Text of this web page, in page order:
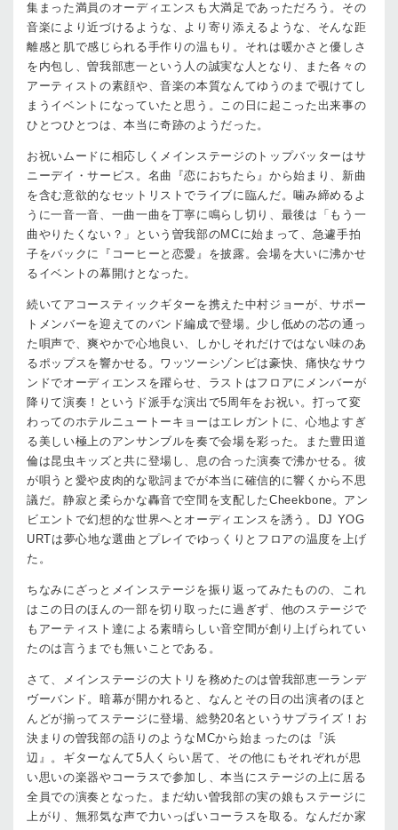
集まった満員のオーディエンスも大満足であっただろう。その
音楽により近づけるような、より寄り添えるような、そんな距
離感と肌で感じられる手作りの温もり。それは暖かさと優しさ
を内包し、曽我部恵一という人の誠実な人となり、また各々の
アーティストの素顔や、音楽の本質なんてゆうのまで覗けてし
まうイベントになっていたと思う。この日に起こった出来事の
ひとつひとつは、本当に奇跡のようだった。
お祝いムードに相応しくメインステージのトップバッターはサ
ニーデイ・サービス。名曲『恋におちたら』から始まり、新曲
を含む意欲的なセットリストでライブに臨んだ。噛み締めるよ
うに一音一音、一曲一曲を丁寧に鳴らし切り、最後は「もう一
曲やりたくない？」という曽我部のMCに始まって、急遽手拍
子をバックに『コーヒーと恋愛』を披露。会場を大いに沸かせ
るイベントの幕開けとなった。
続いてアコースティックギターを携えた中村ジョーが、サポー
トメンバーを迎えてのバンド編成で登場。少し低めの芯の通っ
た唄声で、爽やかで心地良い、しかしそれだけではない味のあ
るポップスを響かせる。ワッツーシゾンビは豪快、痛快なサウ
ンドでオーディエンスを躍らせ、ラストはフロアにメンバーが
降りて演奏！というド派手な演出で5周年をお祝い。打って変
わってのホテルニュートーキョーはエレガントに、心地よすぎ
る美しい極上のアンサンブルを奏で会場を彩った。また豊田道
倫は昆虫キッズと共に登場し、息の合った演奏で沸かせる。彼
が唄うと愛や皮肉的な歌詞までが本当に確信的に響くから不思
議だ。静寂と柔らかな轟音で空間を支配したCheekbone。アン
ビエントで幻想的な世界へとオーディエンスを誘う。DJ YOG
URTは夢心地な選曲とプレイでゆっくりとフロアの温度を上げ
た。
ちなみにざっとメインステージを振り返ってみたものの、これ
はこの日のほんの一部を切り取ったに過ぎず、他のステージで
もアーティスト達による素晴らしい音空間が創り上げられてい
たのは言うまでも無いことである。
さて、メインステージの大トリを務めたのは曽我部恵一ランデ
ヴーバンド。暗幕が開かれると、なんとその日の出演者のほと
んどが揃ってステージに登場、総勢20名というサプライズ！お
決まりの曽我部の語りのようなMCから始まったのは『浜
辺』。ギターなんて5人くらい居て、その他にもそれぞれが思
い思いの楽器やコーラスで参加し、本当にステージの上に居る
全員での演奏となった。まだ幼い曽我部の実の娘もステージに
上がり、無邪気な声で力いっぱいコーラスを取る。なんだか家